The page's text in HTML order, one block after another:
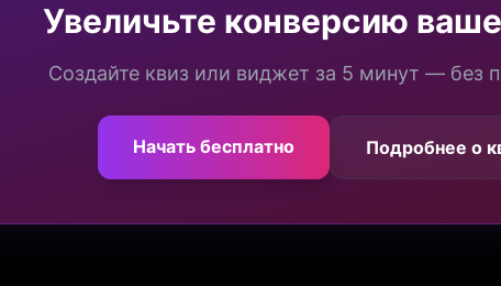
Увеличьте конверсию
Создайте квиз или виджет за 5 минут — без
Начать бесплатно Подробнее о